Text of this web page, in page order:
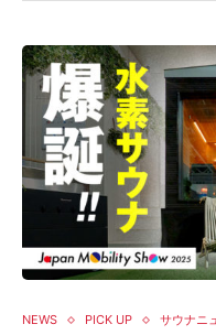
NEWS PICK UP サウナニ